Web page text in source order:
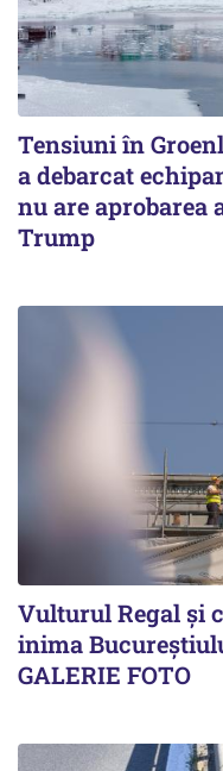
Tensiuni în
a debarcat
nu are aprobarea
Trump
Vulturul Regal și
inima
GALERIE FOTO